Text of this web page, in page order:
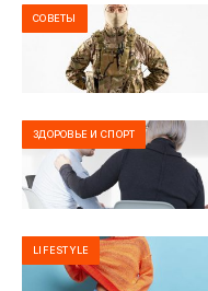
СОВЕТЫ
ЗДОРОВЬЕ И СПОРТ
LIFESTYLE